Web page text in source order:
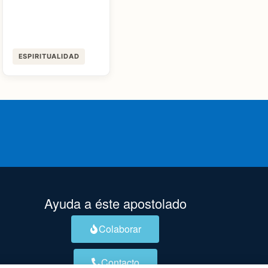
ESPIRITUALIDAD
Ayuda a éste apostolado
Colaborar
Contacto